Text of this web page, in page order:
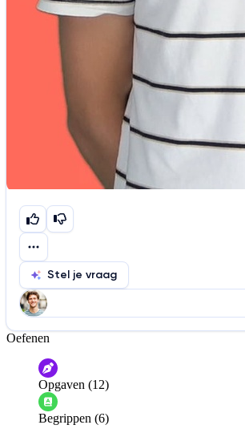
Stel je vraag
Help ons de video te verbeteren
De audio is slecht
Informatie is onjuist
De docent is te langdradig
Oefenen
Opgaven (12)
Begrippen (6)